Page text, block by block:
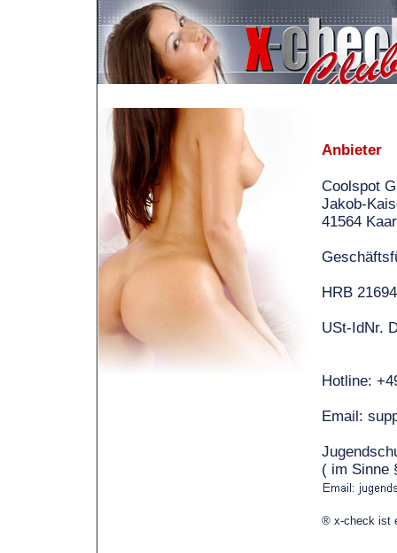
Anbieter
Coolspot
Jakob-
41564
HRB
USt-IdNr.
Hotline:
Email:
( im Sinne
® x-check ist